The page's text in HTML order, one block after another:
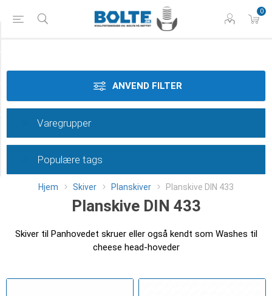
0
Hjem Skiver Planskiver Planskive DIN 433
Planskive DIN 433
Skiver til Panhovedet skruer eller også kendt som Washes til
cheese head-hoveder
ANVEND FILTER
Overflade
Category
Varegrupper
Populære tags